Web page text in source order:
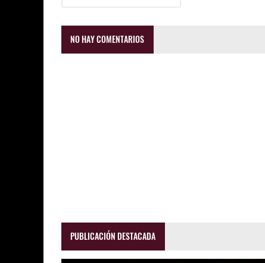
NO HAY COMENTARIOS
PUBLICACIÓN DESTACADA